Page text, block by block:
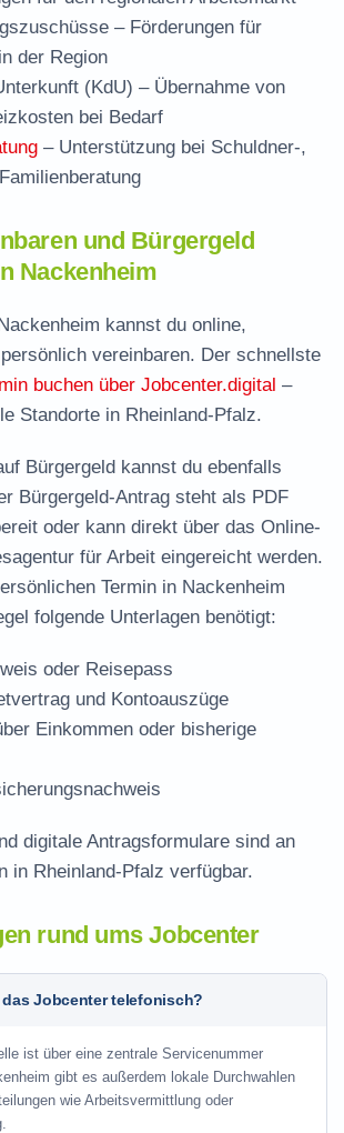
– Förderungen für
der Region
(KdU) – Übernahme von
bei Bedarf
– Unterstützung bei Schuldner-,
und Bürgergeld
Nackenheim
kannst du online,
vereinbaren. Der schnellste
buchen über Jobcenter.digital –
Standorte in Rheinland-Pfalz.
Bürgergeld kannst du ebenfalls
Bürgergeld-Antrag steht als PDF
oder kann direkt über das Online-
für Arbeit eingereicht werden.
Termin in Nackenheim
folgende Unterlagen benötigt:
oder Reisepass
und Kontoauszüge
Einkommen oder bisherige
digitale Antragsformulare sind an
in Rheinland-Pfalz verfügbar.
rund ums Jobcenter
Jobcenter telefonisch?
ist über eine zentrale Servicenummer
gibt es außerdem lokale Durchwahlen
wie Arbeitsvermittlung oder